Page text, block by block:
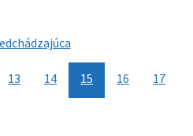
13 14 15 16 17